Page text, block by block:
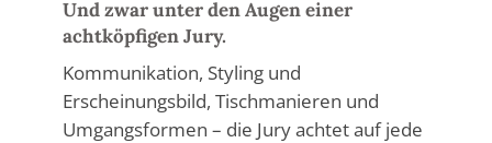
Und zwar unter den Augen einer
achtköpfigen Jury.
Kommunikation, Styling und
Erscheinungsbild, Tischmanieren und
Umgangsformen – die Jury achtet auf jede